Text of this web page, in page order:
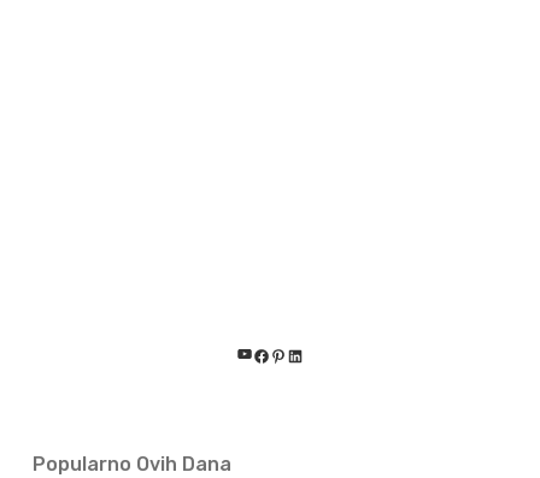
YouTube
Facebook
Pinterest
LinkedIn
Popularno Ovih Dana